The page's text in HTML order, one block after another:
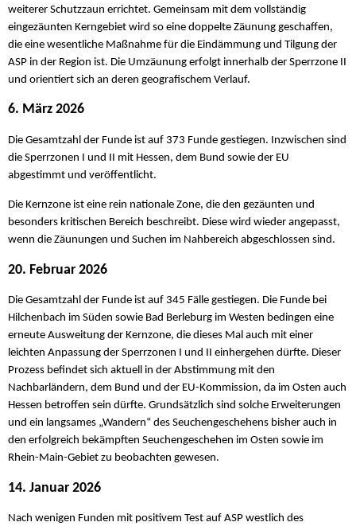
weiterer Schutzzaun errichtet. Gemeinsam mit dem vollständig
eingezäunten Kerngebiet wird so eine doppelte Zäunung geschaffen,
die eine wesentliche Maßnahme für die Eindämmung und Tilgung der
ASP in der Region ist. Die Umzäunung erfolgt innerhalb der Sperrzone II
und orientiert sich an deren geografischem Verlauf.
6. März 2026
Die Gesamtzahl der Funde ist auf 373 Funde gestiegen. Inzwischen sind
die Sperrzonen I und II mit Hessen, dem Bund sowie der EU
abgestimmt und veröffentlicht.
Die Kernzone ist eine rein nationale Zone, die den gezäunten und
besonders kritischen Bereich beschreibt. Diese wird wieder angepasst,
wenn die Zäunungen und Suchen im Nahbereich abgeschlossen sind.
20. Februar 2026
Die Gesamtzahl der Funde ist auf 345 Fälle gestiegen. Die Funde bei
Hilchenbach im Süden sowie Bad Berleburg im Westen bedingen eine
erneute Ausweitung der Kernzone, die dieses Mal auch mit einer
leichten Anpassung der Sperrzonen I und II einhergehen dürfte. Dieser
Prozess befindet sich aktuell in der Abstimmung mit den
Nachbarländern, dem Bund und der EU-Kommission, da im Osten auch
Hessen betroffen sein dürfte. Grundsätzlich sind solche Erweiterungen
und ein langsames „Wandern“ des Seuchengeschehens bisher auch in
den erfolgreich bekämpften Seuchengeschehen im Osten sowie im
Rhein-Main-Gebiet zu beobachten gewesen.
14. Januar 2026
Nach wenigen Funden mit positivem Test auf ASP westlich des